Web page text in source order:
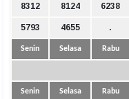
8312 8124 6238
5793 4655 .
Senin Selasa Rabu
Senin Selasa Rabu